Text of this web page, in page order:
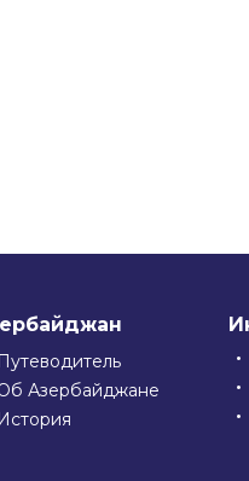
Путеводитель
Азербайджане
История